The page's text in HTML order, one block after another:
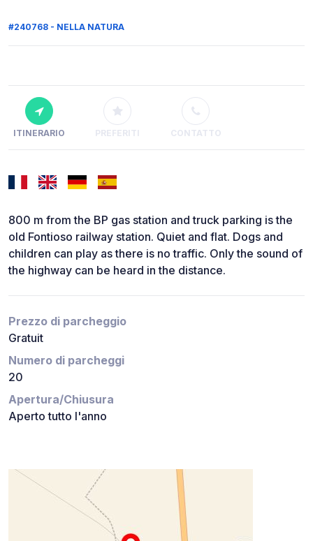
#240768 - NELLA NATURA
ITINERARIO PREFERITI CONTATTO
800 m from the BP gas station and truck parking is the
old Fontioso railway station. Quiet and flat. Dogs and
children can play as there is no traffic. Only the sound of
the highway can be heard in the distance.
Prezzo di parcheggio
Gratuit
Numero di parcheggi
20
Apertura/Chiusura
Aperto tutto l'anno